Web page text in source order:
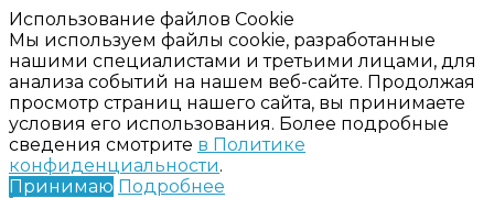
Использование файлов Cookie
Мы используем файлы cookie, разработанные
нашими специалистами и третьими лицами, для
анализа событий на нашем веб-сайте. Продолжая
просмотр страниц нашего сайта, вы принимаете
условия его использования. Более подробные
сведения смотрите в Политике
конфиденциальности.
Принимаю Подробнее